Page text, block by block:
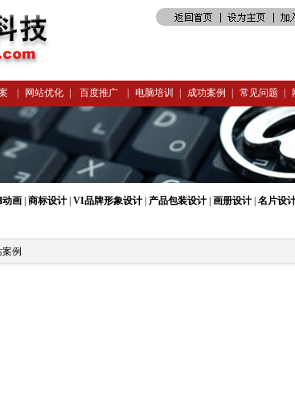
网站优化 百度推广 电脑培训 成功案例 常见问题
动画 商标设计 VI品牌形象设计 产品包装设计 画册设计 名片设
案例